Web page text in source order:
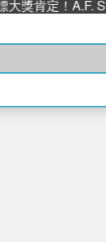
獎肯定！A.F.